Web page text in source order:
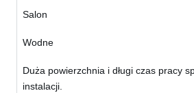
Salon
Wodne
Duża powierzchnia i długi czas pracy
instalacji.